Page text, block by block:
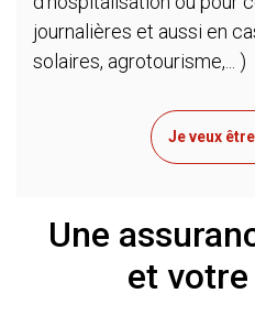
journalières et aussi en
solaires, agrotourisme,... )
Je veux
Une
et